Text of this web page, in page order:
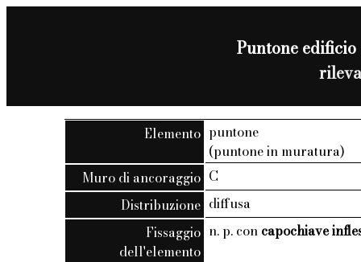
Puntone
Elemento puntone
(puntone in muratura)
Muro di ancoraggio C
Distribuzione diffusa
Fissaggio
dell'elemento
n. p. con capochiave